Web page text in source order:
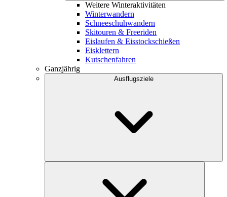
Weitere Winteraktivitäten
Winterwandern
Schneeschuhwandern
Skitouren & Freeriden
Eislaufen & Eisstockschießen
Eisklettern
Kutschenfahren
Ganzjährig
Ausflugsziele